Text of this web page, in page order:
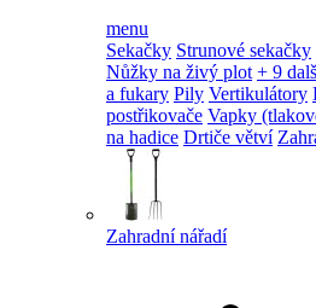
menu
Sekačky Strunové sekačky
Nůžky na živý plot + 9
a fukary Pily Vertikulátory
postřikovače Vapky
na hadice Drtiče větví
Zahradní nářadí